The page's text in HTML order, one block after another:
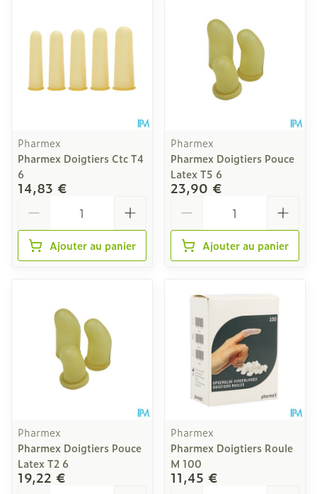
Pharmex
Pharmex Doigtiers Ctc T4
6
14,83 €
Ajouter au panier
Pharmex
Pharmex Doigtiers Pouce
Latex T5 6
23,90 €
Ajouter au panier
Pharmex
Pharmex Doigtiers Pouce
Latex T2 6
19,22 €
Pharmex
Pharmex Doigtiers Roule
M 100
11,45 €